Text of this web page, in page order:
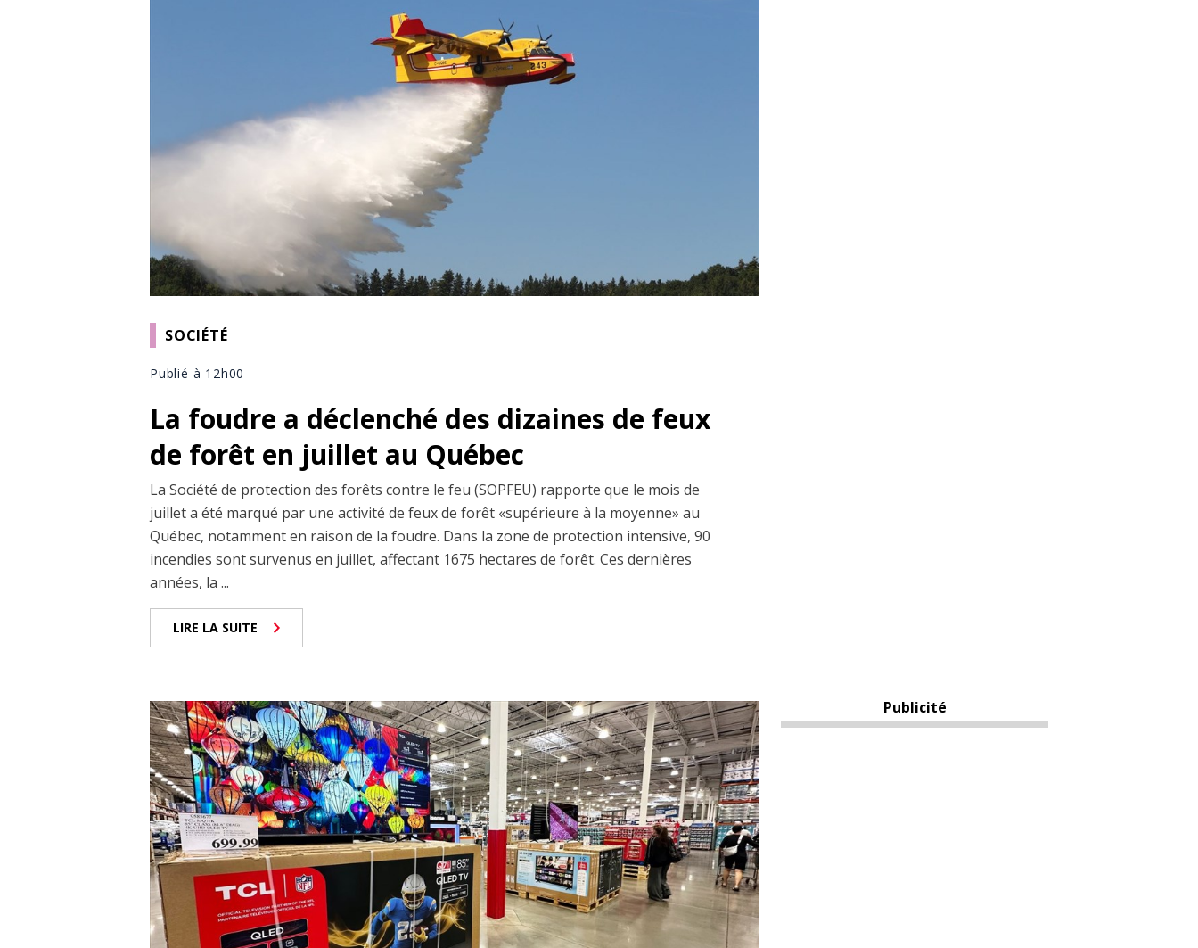
SOCIÉTÉ
Publié à 12h00
La foudre a déclenché des dizaines de feux
de forêt en juillet au Québec
La Société de protection des forêts contre le feu (SOPFEU) rapporte que le mois de
juillet a été marqué par une activité de feux de forêt «supérieure à la moyenne» au
Québec, notamment en raison de la foudre. Dans la zone de protection intensive, 90
incendies sont survenus en juillet, affectant 1675 hectares de forêt. Ces dernières
années, la ...
LIRE LA SUITE
Publicité